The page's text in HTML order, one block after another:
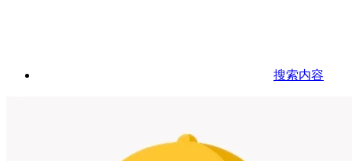
搜索内容